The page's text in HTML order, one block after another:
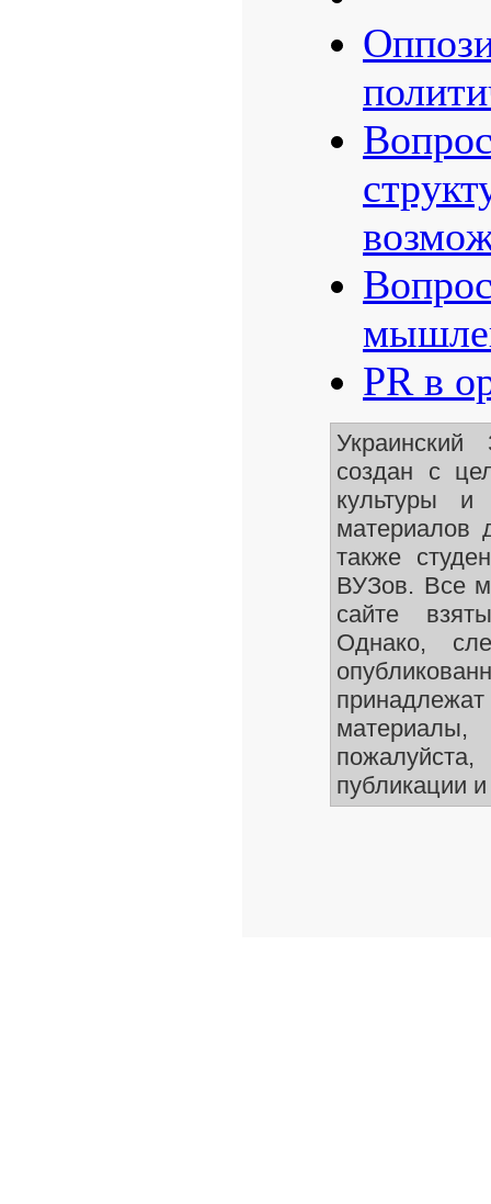
PR в
создан с
культуры и
материалов
также
ВУЗов. Все
сайте
Однако,
публикации